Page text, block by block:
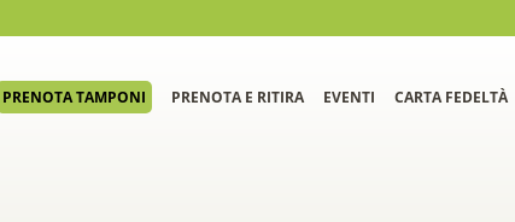
PRENOTA TAMPONI PRENOTA E RITIRA EVENTI CARTA FEDELTÀ